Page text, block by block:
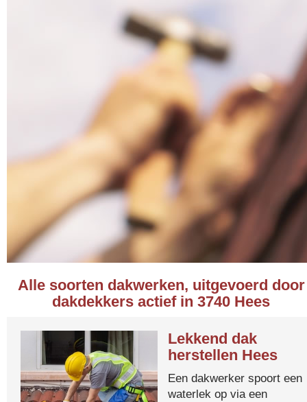
Alle soorten dakwerken, uitgevoerd door
dakdekkers actief in 3740 Hees
Lekkend dak
herstellen Hees
Een dakwerker spoort een
waterlek op via een